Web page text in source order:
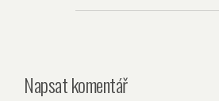
Napsat komentář